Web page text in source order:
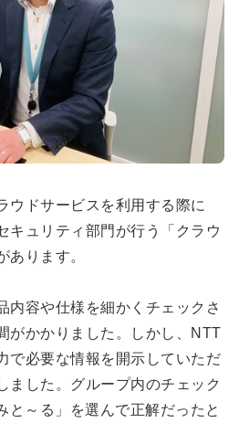
ウドサービスを利用する際に
キュリティ部門が行う「クラウ
あります。
内容や仕様を細かくチェックさ
がかかりました。しかし、NTT
で必要な情報を開示していただ
ました。グループ内のチェック
と～る」を選んで正解だったと